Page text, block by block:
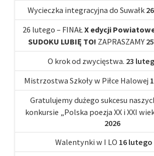
Wycieczka integracyjna do Suwałk
26 lutego – FINAŁX edycji
SUDOKU LUBIĘ TO! ZAPRASZAMY
O krok od zwycięstwa. 23
Mistrzostwa Szkoły w Piłce Halowej
Gratulujemy dużego sukcesu
konkursie „Polska poezja XX i XXI
2026
Walentynki w I LO 16 lutego